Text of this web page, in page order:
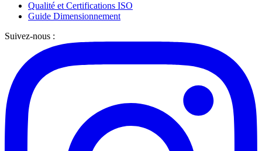
Qualité et Certifications ISO
Guide Dimensionnement
Suivez-nous :